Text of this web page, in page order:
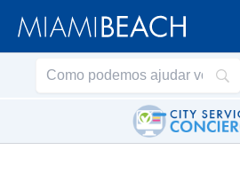
Acessar
conteúdo
Pular
para
conteúdo